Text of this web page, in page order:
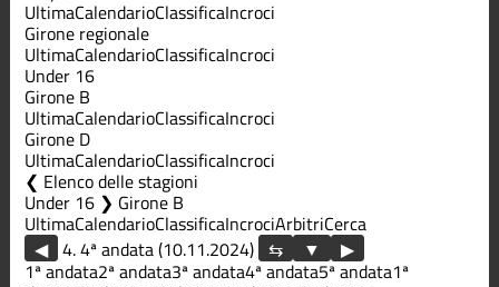
UltimaCalendarioClassificaIncroci
Girone regionale
UltimaCalendarioClassificaIncroci
Under 16
Girone B
UltimaCalendarioClassificaIncroci
Girone D
UltimaCalendarioClassificaIncroci
Elenco delle stagioni
Under 16 ❯ Girone B
UltimaCalendarioClassificaIncrociArbitriCerca
◀ 4. 4ª andata (10.11.2024)
▶
1ª andata2ª andata3ª andata4ª andata5ª andata1ª